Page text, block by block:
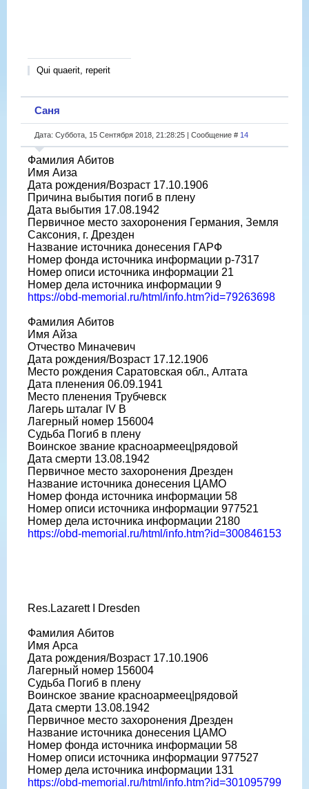
Qui quaerit, reperit
Саня
Дата: Суббота, 15 Сентября 2018, 21:28:25 | Сообщение # 14
Фамилия Абитов
Имя Аиза
Дата рождения/Возраст 17.10.1906
Причина выбытия погиб в плену
Дата выбытия 17.08.1942
Первичное место захоронения Германия, Земля
Саксония, г. Дрезден
Название источника донесения ГАРФ
Номер фонда источника информации р-7317
Номер описи источника информации 21
Номер дела источника информации 9
https://obd-memorial.ru/html/info.htm?id=79263698
Фамилия Абитов
Имя Айза
Отчество Миначевич
Дата рождения/Возраст 17.12.1906
Место рождения Саратовская обл., Алтата
Дата пленения 06.09.1941
Место пленения Трубчевск
Лагерь шталаг IV B
Лагерный номер 156004
Судьба Погиб в плену
Воинское звание красноармеец|рядовой
Дата смерти 13.08.1942
Первичное место захоронения Дрезден
Название источника донесения ЦАМО
Номер фонда источника информации 58
Номер описи источника информации 977521
Номер дела источника информации 2180
https://obd-memorial.ru/html/info.htm?id=300846153
Res.Lazarett I Dresden
Фамилия Абитов
Имя Арса
Дата рождения/Возраст 17.10.1906
Лагерный номер 156004
Судьба Погиб в плену
Воинское звание красноармеец|рядовой
Дата смерти 13.08.1942
Первичное место захоронения Дрезден
Название источника донесения ЦАМО
Номер фонда источника информации 58
Номер описи источника информации 977527
Номер дела источника информации 131
https://obd-memorial.ru/html/info.htm?id=301095799